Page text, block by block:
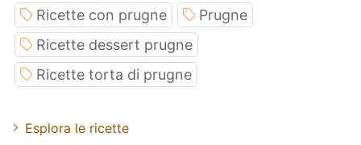
Ricette con prugne
Prugne
Ricette dessert prugne
Ricette torta di prugne
Esplora le ricette